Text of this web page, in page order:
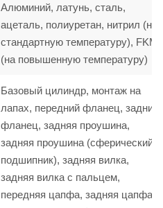
Алюминий, латунь, сталь,
ацеталь, полиуретан, нитрил (на
стандартную температуру), FKM
(на повышенную температуру)
Базовый цилиндр, монтаж на
лапах, передний фланец, задний
фланец, задняя проушина,
задняя проушина (сферический
подшипник), задняя вилка,
задняя вилка с пальцем,
передняя цапфа, задняя цапфа,